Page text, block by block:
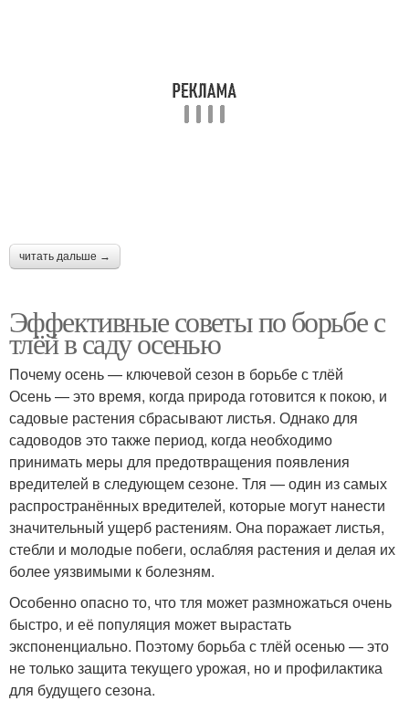
читать дальше →
Эффективные советы по борьбе с
тлёй в саду осенью
Почему осень — ключевой сезон в борьбе с тлёй
Осень — это время, когда природа готовится к покою, и
садовые растения сбрасывают листья. Однако для
садоводов это также период, когда необходимо
принимать меры для предотвращения появления
вредителей в следующем сезоне. Тля — один из самых
распространённых вредителей, которые могут нанести
значительный ущерб растениям. Она поражает листья,
стебли и молодые побеги, ослабляя растения и делая их
более уязвимыми к болезням.
Особенно опасно то, что тля может размножаться очень
быстро, и её популяция может вырастать
экспоненциально. Поэтому борьба с тлёй осенью — это
не только защита текущего урожая, но и профилактика
для будущего сезона.